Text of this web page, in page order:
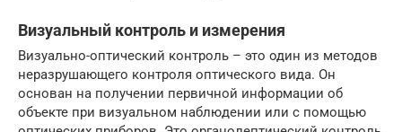
Визуальный контроль и измерения
Визуально-оптический контроль – это один из методов
неразрушающего контроля оптического вида. Он
основан на получении первичной информации об
объекте при визуальном наблюдении или с помощью